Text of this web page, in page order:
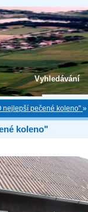
Vyhledávání
nejlepší pečené koleno" »
koleno"